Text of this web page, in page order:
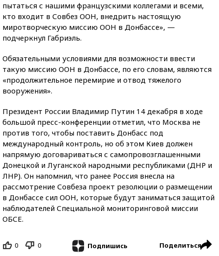
пытаться с нашими французскими коллегами и всеми,
кто входит в Совбез ООН, внедрить настоящую
миротворческую миссию ООН в Донбассе», —
подчеркнул Габриэль.
Обязательными условиями для возможности ввести
такую миссию ООН в Донбассе, по его словам, являются
«продолжительное перемирие и отвод тяжелого
вооружения».
Президент России Владимир Путин 14 декабря в ходе
большой пресс-конференции отметил, что Москва не
против того, чтобы поставить Донбасс под
международный контроль, но об этом Киев должен
напрямую договариваться с самопровозглашенными
Донецкой и Луганской народными республиками (ДНР и
ЛНР). Он напомнил, что ранее Россия внесла на
рассмотрение Совбеза проект резолюции о размещении
в Донбассе сил ООН, которые будут заниматься защитой
наблюдателей Специальной мониторинговой миссии
ОБСЕ.
0 0 Подпишись Поделиться